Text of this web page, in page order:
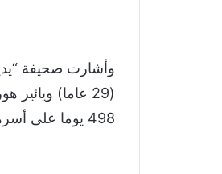
وأشارت صحيفة
498 يوما على أسرهم في قطاع غزة”.